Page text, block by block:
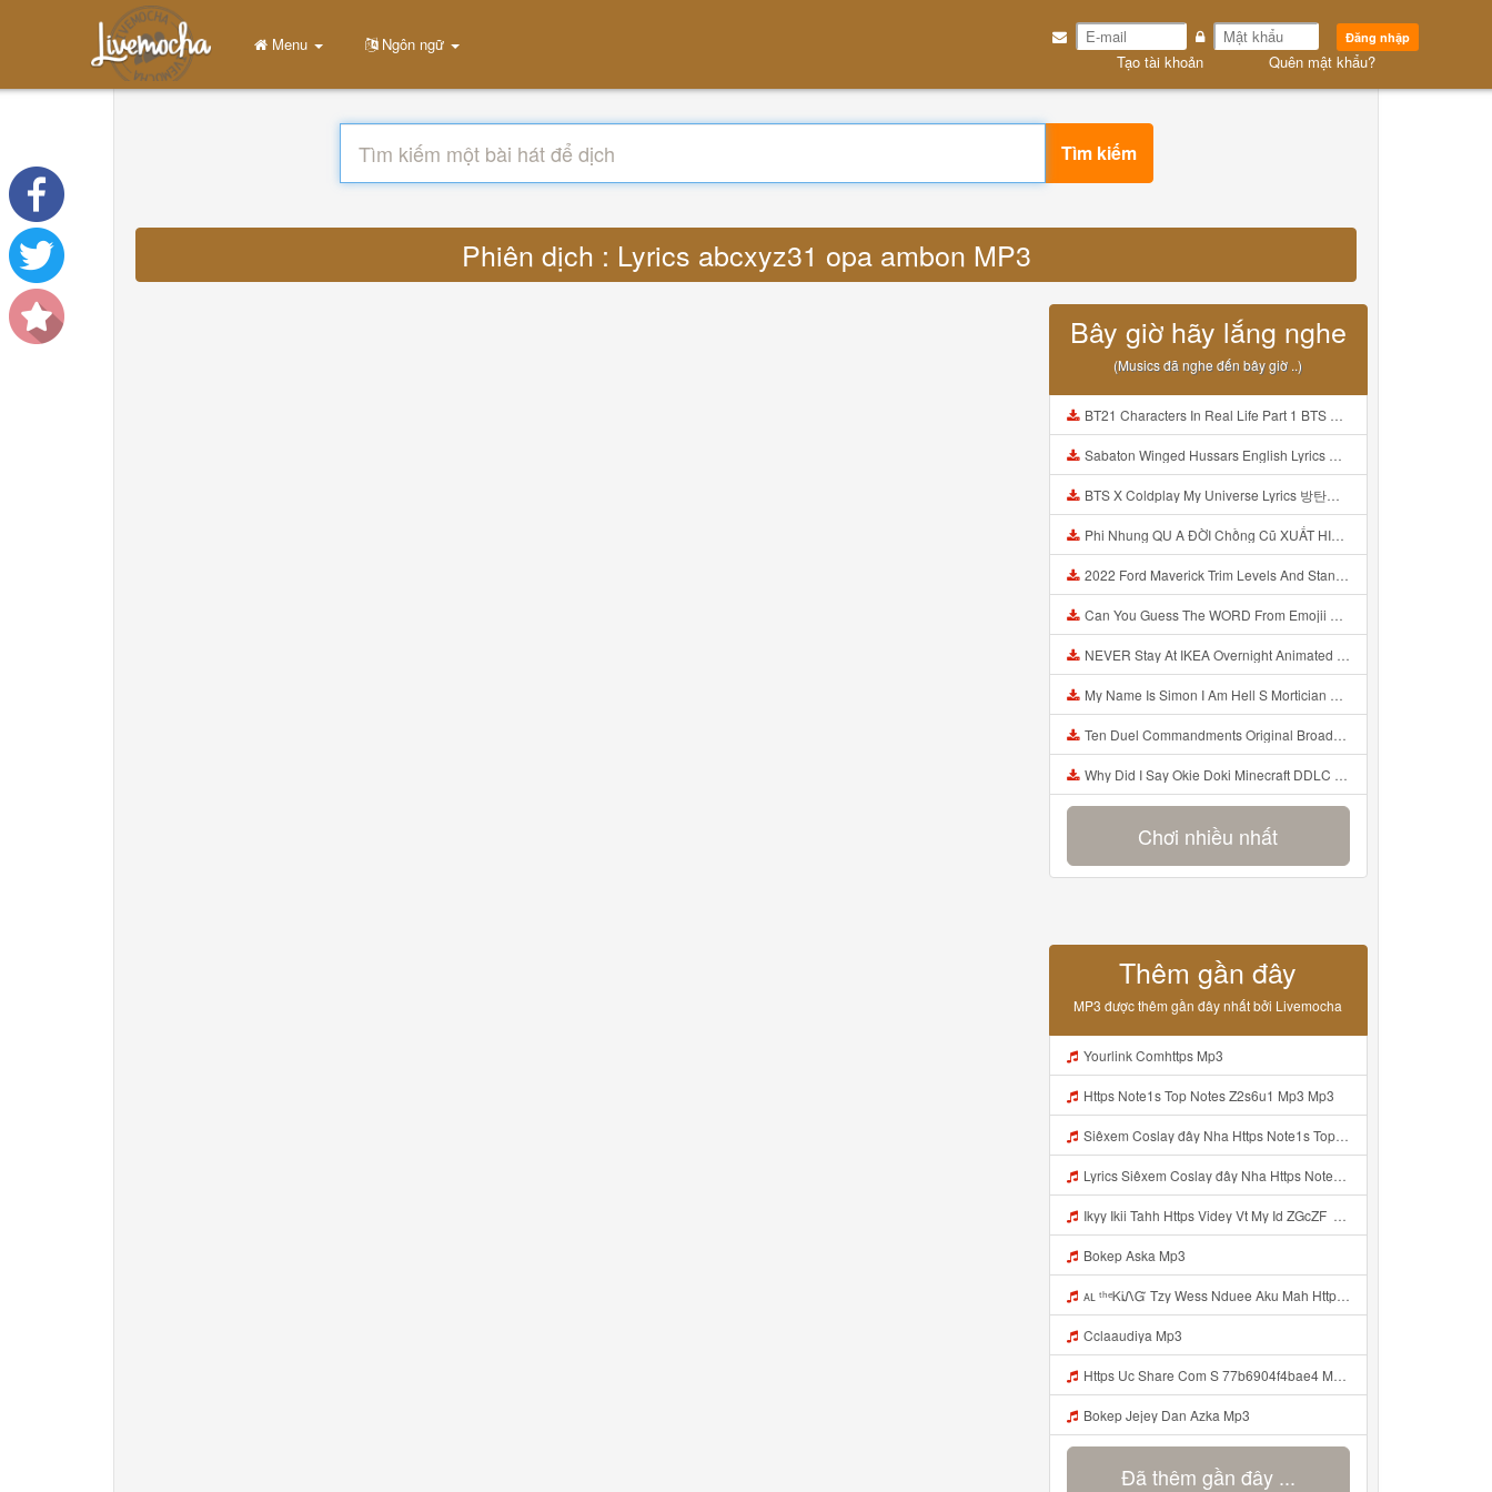
Đăng nhập
Tạo tài khoản Quên mật khẩu?
Menu Ngôn ngữ
Tìm kiếm
Phiên dịch : Lyrics abcxyz31 opa ambon MP3
Bây giờ hãy lắng nghe
(Musics đã nghe đến bây giờ ..)
BT21 Characters In Real Life Part 1 BTS AND BT21 방탄소년단 BT21 BT21아가들은 아빠조아 따라쟁이들 BTS Vs BT21 Mp3
Sabaton Winged Hussars English Lyrics Mp3
BTS X Coldplay My Universe Lyrics 방탄소년단 콜드플레이 My Universe 가사 Color Coded Lyrics Han Rom Eng Mp3
Phi Nhung QU A ĐỜI Chồng Cũ XUẤT HIỆN Khóc Hối Hận Vì Làm Điều KHỦNG KHIẾP Với Cô Mp3
2022 Ford Maverick Trim Levels And Standard Features Explained Mp3
Can You Guess The WORD From Emojii COMPOUND WORD EMOJII CHALLENGE 90 PEOPLE FAIL Guess Mp3
NEVER Stay At IKEA Overnight Animated SCP 3008 Horror Story Mp3
My Name Is Simon I Am Hell S Mortician And I Am Going To Kill God Creepypasta Mp3
Ten Duel Commandments Original Broadway Cast Of Hamilton Lyrics Mp3
Why Did I Say Okie Doki Minecraft DDLC Animated Music Video Song By The Stupendium Mp3
Chơi nhiều nhất
Thêm gần đây
MP3 được thêm gần đây nhất bởi Livemocha
Yourlink Comhttps Mp3
Https Note1s Top Notes Z2s6u1 Mp3 Mp3
Siêxem Coslay đây Nha Https Note1s Top Notes Z2s6u1 Mp3 Mp3
Lyrics Siêxem Coslay đây Nha Https Note1s Top Notes Z2s6u1 MP3 Mp3
Ikyy Ikii Tahh Https Videy Vt My Id ZGcZF ᅟᅟᅟᅟᅟᅟᅟᅟᅟᅟᅟᅟᅟᅟᅟᅟᅟᅟᅟᅟᅟᅟᅟᅟᅟᅟᅟᅟᅟᅟᅟᅟ ᅠ ᅠ ᅠ ᅠ ᅠ ᅠ ᅠ ᅠ ᅠ ᅠ ᅠ ᅠ ᅠ ᅠ ᅠ OKk ᅠ ᅠ ᅠ ᅠ ᅠ ᅠ ᅠ ᅠ ᅠ ᅠ ᅠ Mp3
Bokep Aska Mp3
ᴀʟ ᵗʰᵉᏦᎥᏁᏳ Tzy Wess Nduee Aku Mah Https Videy Vt My Id ZGcZF ᅟᅟᅟᅟᅟᅟᅟᅟᅟᅟᅟᅟᅟᅟᅟᅟᅟᅟᅟᅟᅟᅟᅟᅟᅟᅟᅟᅟᅟᅟᅟᅟ ᅠ ᅠ ᅠ ᅠ ᅠ ᅠ ᅠ ᅠ ᅠ ᅠ ᅠ ᅠ ᅠ ᅠ ᅠ Yes ᅠ ᅠ ᅠ ᅠ ᅠ ᴀʟ ᵗʰᵉᏦᎥᏁᏳ Tzy Wess Nduee Aku Mah Https Videy Vt My Id ZGcZF ᅟᅟᅟᅟᅟᅟᅟᅟᅟᅟᅟᅟᅟᅟᅟᅟᅟᅟᅟᅟᅟᅟᅟᅟᅟᅟᅟᅟᅟᅟᅟᅟ ᅠ ᅠ ᅠ ᅠ ᅠ ᅠ ᅠ ᅠ ᅠ ᅠ ᅠ ᅠ Mp3
Cclaaudiya Mp3
Https Uc Share Com S 77b6904f4bae4 Mp3 Mp3
Bokep Jejey Dan Azka Mp3
Đã thêm gần đây ...